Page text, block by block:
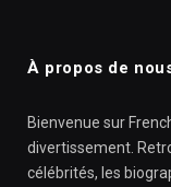
À propos de
Bienvenue sur
divertissement.
célébrités, les